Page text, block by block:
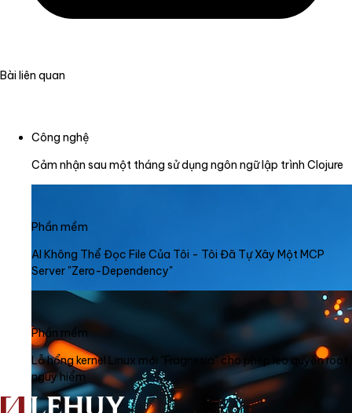
Bài liên quan
Công nghệ
Cảm nhận sau một tháng sử dụng ngôn ngữ lập trình Clojure
Phần mềm
AI Không Thể Đọc File Của Tôi - Tôi Đã Tự Xây Một MCP
Server "Zero-Dependency"
Phần mềm
Lỗ hổng kernel Linux mới "Fragnesia" cho phép leo quyền root
nguy hiểm